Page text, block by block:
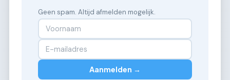
Geen spam. Altijd afmelden mogelijk.
Aanmelden →